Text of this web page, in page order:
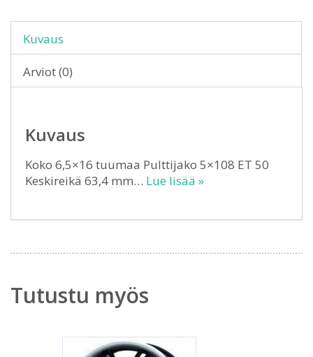
Kuvaus
Arviot (0)
Kuvaus
Koko 6,5×16 tuumaa Pulttijako 5×108 ET 50
Keskireikä 63,4 mm… Lue lisää »
Tutustu myös